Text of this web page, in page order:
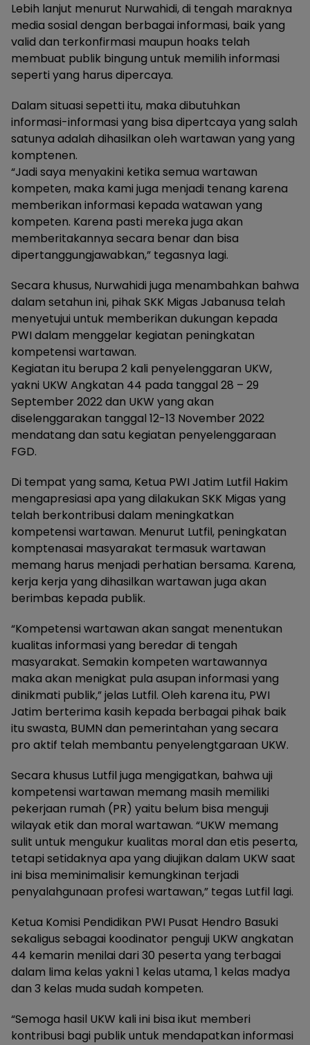
Lebih lanjut menurut Nurwahidi, di tengah maraknya
media sosial dengan berbagai informasi, baik yang
valid dan terkonfirmasi maupun hoaks telah
membuat publik bingung untuk memilih informasi
seperti yang harus dipercaya.
Dalam situasi sepetti itu, maka dibutuhkan
informasi-informasi yang bisa dipertcaya yang salah
satunya adalah dihasilkan oleh wartawan yang yang
komptenen.
“Jadi saya menyakini ketika semua wartawan
kompeten, maka kami juga menjadi tenang karena
memberikan informasi kepada watawan yang
kompeten. Karena pasti mereka juga akan
memberitakannya secara benar dan bisa
dipertanggungjawabkan,” tegasnya lagi.
Secara khusus, Nurwahidi juga menambahkan bahwa
dalam setahun ini, pihak SKK Migas Jabanusa telah
menyetujui untuk memberikan dukungan kepada
PWI dalam menggelar kegiatan peningkatan
kompetensi wartawan.
Kegiatan itu berupa 2 kali penyelenggaran UKW,
yakni UKW Angkatan 44 pada tanggal 28 – 29
September 2022 dan UKW yang akan
diselenggarakan tanggal 12-13 November 2022
mendatang dan satu kegiatan penyelenggaraan
FGD.
Di tempat yang sama, Ketua PWI Jatim Lutfil Hakim
mengapresiasi apa yang dilakukan SKK Migas yang
telah berkontribusi dalam meningkatkan
kompetensi wartawan. Menurut Lutfil, peningkatan
komptenasai masyarakat termasuk wartawan
memang harus menjadi perhatian bersama. Karena,
kerja kerja yang dihasilkan wartawan juga akan
berimbas kepada publik.
“Kompetensi wartawan akan sangat menentukan
kualitas informasi yang beredar di tengah
masyarakat. Semakin kompeten wartawannya
maka akan menigkat pula asupan informasi yang
dinikmati publik,” jelas Lutfil. Oleh karena itu, PWI
Jatim berterima kasih kepada berbagai pihak baik
itu swasta, BUMN dan pemerintahan yang secara
pro aktif telah membantu penyelengtgaraan UKW.
Secara khusus Lutfil juga mengigatkan, bahwa uji
kompetensi wartawan memang masih memiliki
pekerjaan rumah (PR) yaitu belum bisa menguji
wilayak etik dan moral wartawan. “UKW memang
sulit untuk mengukur kualitas moral dan etis peserta,
tetapi setidaknya apa yang diujikan dalam UKW saat
ini bisa meminimalisir kemungkinan terjadi
penyalahgunaan profesi wartawan,” tegas Lutfil lagi.
Ketua Komisi Pendidikan PWI Pusat Hendro Basuki
sekaligus sebagai koodinator penguji UKW angkatan
44 kemarin menilai dari 30 peserta yang terbagai
dalam lima kelas yakni 1 kelas utama, 1 kelas madya
dan 3 kelas muda sudah kompeten.
“Semoga hasil UKW kali ini bisa ikut memberi
kontribusi bagi publik untuk mendapatkan informasi